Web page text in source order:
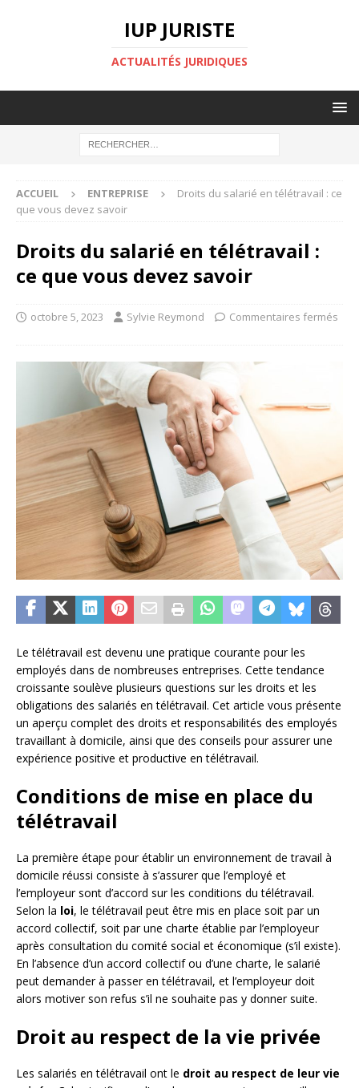
IUP JURISTE
ACTUALITÉS JURIDIQUES
ACCUEIL ENTREPRISE
Droits du salarié en télétravail : ce
que vous devez savoir
Droits du salarié en télétravail :
ce que vous devez savoir
octobre 5, 2023 Sylvie Reymond Commentaires fermés
Le télétravail est devenu une pratique courante pour les
employés dans de nombreuses entreprises. Cette tendance
croissante soulève plusieurs questions sur les droits et les
obligations des salariés en télétravail. Cet article vous présente
un aperçu complet des droits et responsabilités des employés
travaillant à domicile, ainsi que des conseils pour assurer une
expérience positive et productive en télétravail.
Conditions de mise en place du
télétravail
La première étape pour établir un environnement de travail à
domicile réussi consiste à s’assurer que l’employé et
l’employeur sont d’accord sur les conditions du télétravail.
Selon la loi, le télétravail peut être mis en place soit par un
accord collectif, soit par une charte établie par l’employeur
après consultation du comité social et économique (s’il existe).
En l’absence d’un accord collectif ou d’une charte, le salarié
peut demander à passer en télétravail, et l’employeur doit
alors motiver son refus s’il ne souhaite pas y donner suite.
Droit au respect de la vie privée
Les salariés en télétravail ont le droit au respect de leur vie